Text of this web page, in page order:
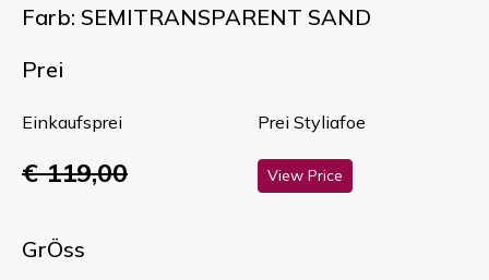
Farb: SEMITRANSPARENT SAND
Prei
Einkaufsprei
€ 119,00
Prei Styliafoe
View Price
GrÖss